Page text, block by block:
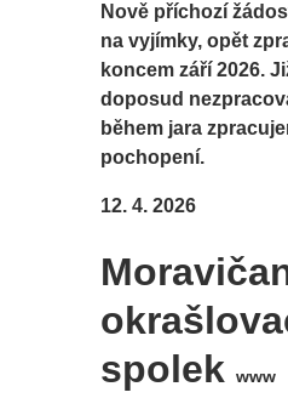
Nově příchozí
na vyjímky, opět
koncem září 2026.
doposud
během jara
pochopení.
12. 4. 2026
spolekwww